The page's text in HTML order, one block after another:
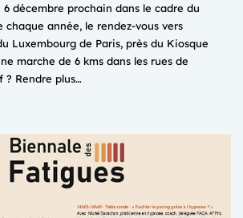
décembre prochain dans le cadre du
chaque année, le rendez-vous vers
Luxembourg de Paris, près du Kiosque
marche de 6 kms dans les rues de
? Rendre plus…